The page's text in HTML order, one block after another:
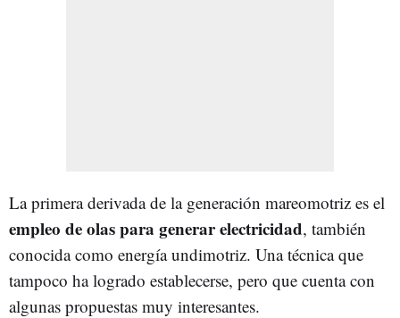
La primera derivada de la generación mareomotriz es el
empleo de olas para generar electricidad, también
conocida como energía undimotriz. Una técnica que
tampoco ha logrado establecerse, pero que cuenta con
algunas propuestas muy interesantes.